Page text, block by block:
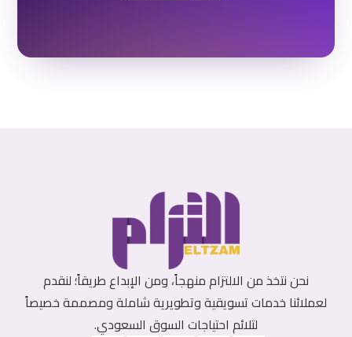
نحن نتخذ من الالتزام منهجاً، ومن الإبداع طريقاً؛ لنقدم
لعملائنا خدمات تسويقية وتطويرية شاملة ومصممة خصيصاً
لتلائم احتياجات السوق السعودي.